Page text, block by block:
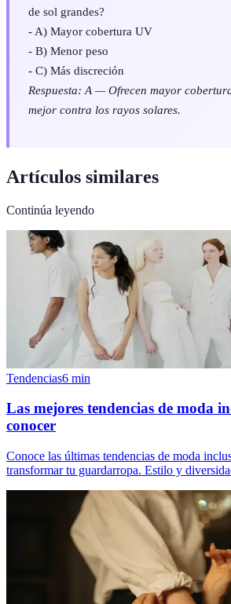
de sol grandes?
- A) Mayor cobertura UV
- B) Menor peso
- C) Más discreción
Respuesta: A — Ofrecen mayor
mejor contra los rayos solares.
Artículos similares
Continúa leyendo
Tendencias6 min
Las mejores tendencias de moda
conocer
Conoce las últimas tendencias de moda
transformar tu guardarropa. Estilo y